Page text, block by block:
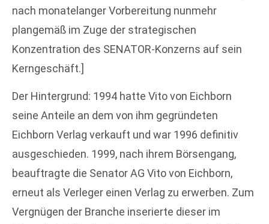
nach monatelanger Vorbereitung nunmehr
plangemäß im Zuge der strategischen
Konzentration des SENATOR-Konzerns auf sein
Kerngeschäft.]
Der Hintergrund: 1994 hatte Vito von Eichborn
seine Anteile an dem von ihm gegründeten
Eichborn Verlag verkauft und war 1996 definitiv
ausgeschieden. 1999, nach ihrem Börsengang,
beauftragte die Senator AG Vito von Eichborn,
erneut als Verleger einen Verlag zu erwerben. Zum
Vergnügen der Branche inserierte dieser im